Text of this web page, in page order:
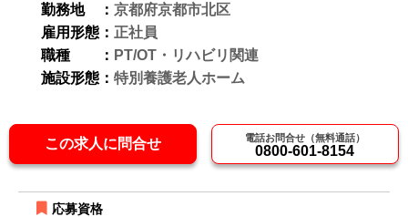
勤務地 ： 京都府京都市北区
雇用形態： 正社員
職種 ： PT/OT・リハビリ関連
施設形態： 特別養護老人ホーム
この求人に問合せ 電話お問合せ（無料通話）
0800-601-8154
応募資格